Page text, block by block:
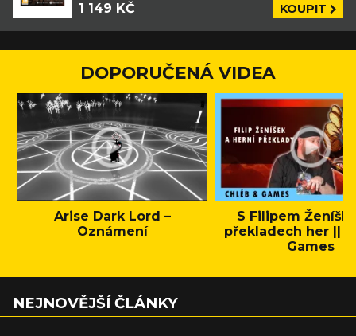
1 149 KČ KOUPIT
DOPORUČENÁ VIDEA
Arise Dark Lord –
Oznámení
S Filipem
překladech her ||
Games
NEJNOVĚJŠÍ ČLÁNKY